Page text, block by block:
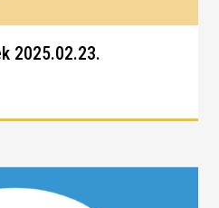
2025.02.23.